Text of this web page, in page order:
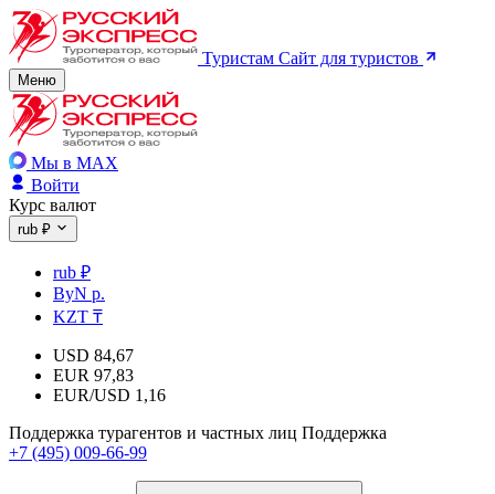
Туристам Сайт для туристов
Меню
Мы в MAX
Войти
Курс валют
rub ₽
rub ₽
ByN р.
KZT ₸
USD 84,67
EUR 97,83
EUR/USD 1,16
Поддержка турагентов и частных лиц Поддержка
+7 (495) 009-66-99